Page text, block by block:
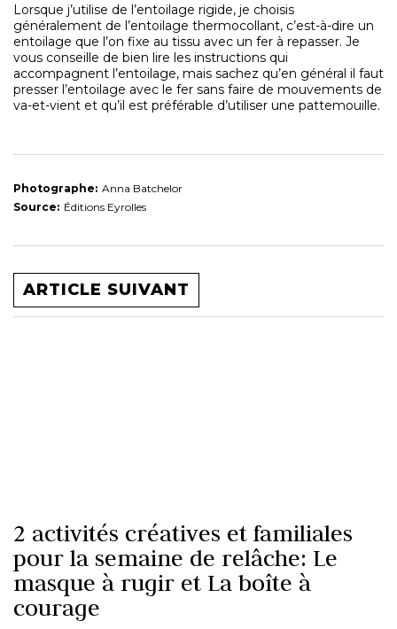
Lorsque j’utilise de l’entoilage rigide, je choisis
généralement de l’entoilage thermocollant, c’est-à-dire un
entoilage que l’on fixe au tissu avec un fer à repasser. Je
vous conseille de bien lire les instructions qui
accompagnent l’entoilage, mais sachez qu’en général il faut
presser l’entoilage avec le fer sans faire de mouvements de
va-et-vient et qu’il est préférable d’utiliser une pattemouille.
Photographe: Anna Batchelor
Source: Éditions Eyrolles
ARTICLE SUIVANT
2 activités créatives et familiales
pour la semaine de relâche: Le
masque à rugir et La boîte à
courage